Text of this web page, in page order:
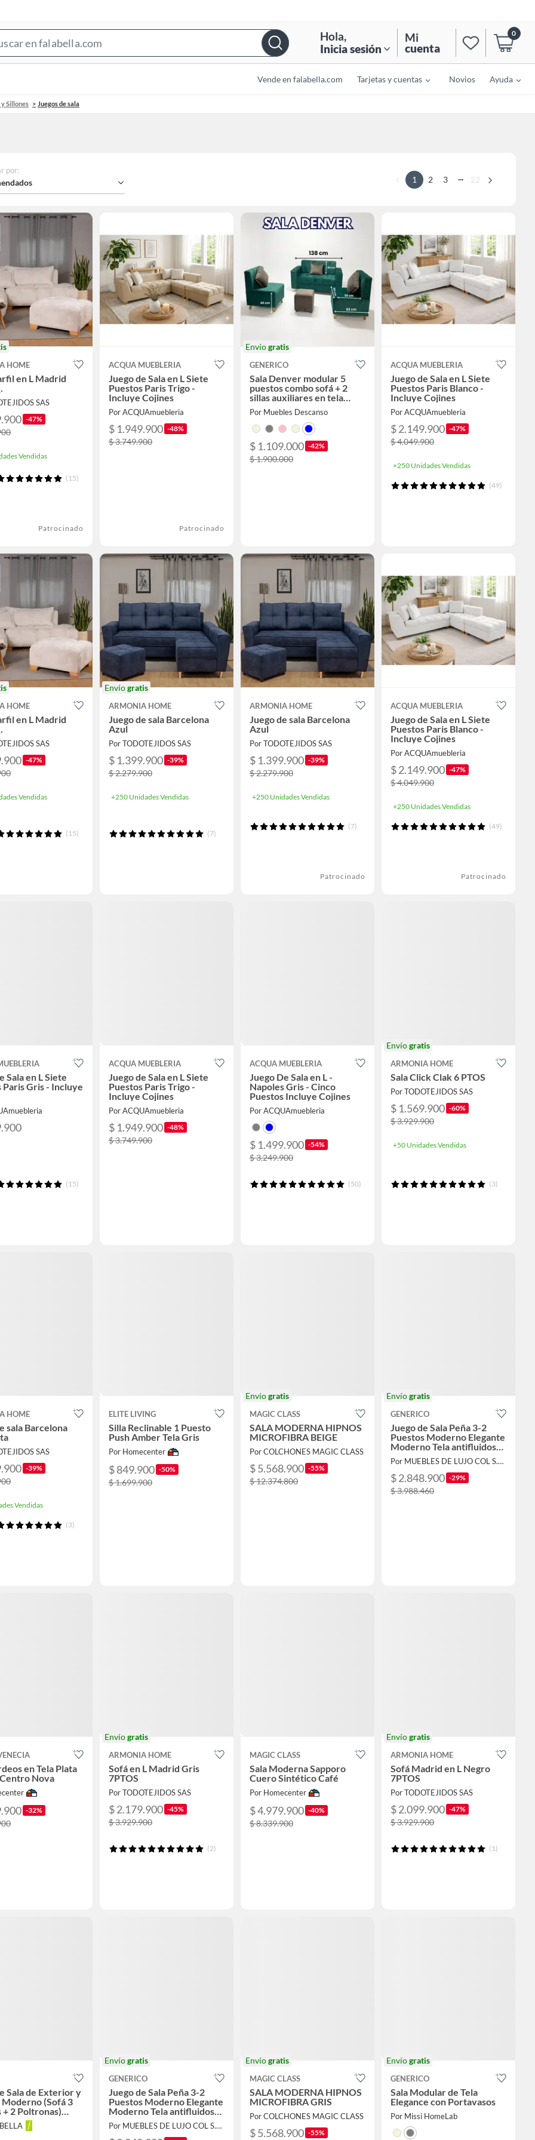
Bar
Hola,
Inicia sesión
Mi
cuenta
0
Vende en falabella.com Tarjetas y cuentas Novios Ayuda
y Sillones Juegos de sala
por:
1 2 3 ... 22
HOME
en L Madrid
SAS
-47%
Vendidas
(15)
Patrocinado
ACQUA MUEBLERIA
Juego de Sala en L Siete
Puestos Paris Trigo -
Incluye Cojines
Por ACQUAmuebleria
$ 1.949.900 -48%
$ 3.749.900
Patrocinado
Envíogratis
GENERICO
Sala Denver modular 5
puestos combo sofá + 2
sillas auxiliares en tela
antifluidos y pet friendly
Por Muebles Descanso
$ 1.109.000 -42%
$ 1.900.000
ACQUA MUEBLERIA
Juego de Sala en L Siete
Puestos Paris Blanco -
Incluye Cojines
Por ACQUAmuebleria
$ 2.149.900 -47%
$ 4.049.900
+250 Unidades Vendidas
(49)
HOME
en L Madrid
SAS
-47%
Vendidas
(15)
Envíogratis
ARMONIA HOME
Juego de sala Barcelona
Azul
Por TODOTEJIDOS SAS
$ 1.399.900 -39%
$ 2.279.900
+250 Unidades Vendidas
(7)
ARMONIA HOME
Juego de sala Barcelona
Azul
Por TODOTEJIDOS SAS
$ 1.399.900 -39%
$ 2.279.900
+250 Unidades Vendidas
(7)
Patrocinado
ACQUA MUEBLERIA
Juego de Sala en L Siete
Puestos Paris Blanco -
Incluye Cojines
Por ACQUAmuebleria
$ 2.149.900 -47%
$ 4.049.900
+250 Unidades Vendidas
(49)
Patrocinado
Sala en L Siete
Paris Gris - Incluye
(15)
ACQUA MUEBLERIA
Juego de Sala en L Siete
Puestos Paris Trigo -
Incluye Cojines
Por ACQUAmuebleria
$ 1.949.900 -48%
$ 3.749.900
ACQUA MUEBLERIA
Juego De Sala en L -
Napoles Gris - Cinco
Puestos Incluye Cojines
Por ACQUAmuebleria
$ 1.499.900 -54%
$ 3.249.900
(50)
Envíogratis
ARMONIA HOME
Sala Click Clak 6 PTOS
Por TODOTEJIDOS SAS
$ 1.569.900 -60%
$ 3.929.900
+50 Unidades Vendidas
(3)
HOME
sala Barcelona
SAS
-39%
Vendidas
(3)
ELITE LIVING
Silla Reclinable 1 Puesto
Push Amber Tela Gris
Por Homecenter
$ 849.900 -50%
$ 1.699.900
Envíogratis
MAGIC CLASS
SALA MODERNA HIPNOS
MICROFIBRA BEIGE
Por COLCHONES MAGIC CLASS
$ 5.568.900 -55%
$ 12.374.800
Envíogratis
GENERICO
Juego de Sala Peña 3-2
Puestos Moderno Elegante
Moderno Tela antifluidos
Gris
Por MUEBLES DE LUJO COL S.A.S
$ 2.848.900 -29%
$ 3.988.460
en Tela Plata
Nova
-32%
Envíogratis
ARMONIA HOME
Sofá en L Madrid Gris
7PTOS
Por TODOTEJIDOS SAS
$ 2.179.900 -45%
$ 3.929.900
(2)
MAGIC CLASS
Sala Moderna Sapporo
Cuero Sintético Café
Por Homecenter
$ 4.979.900 -40%
$ 8.339.900
Envíogratis
ARMONIA HOME
Sofá Madrid en L Negro
7PTOS
Por TODOTEJIDOS SAS
$ 2.099.900 -47%
$ 3.929.900
(1)
Sala de Exterior y
(Sofá 3
+ 2 Poltronas)
Envíogratis
GENERICO
Juego de Sala Peña 3-2
Puestos Moderno Elegante
Moderno Tela antifluidos
Beige Beige
Por MUEBLES DE LUJO COL S.A.S
Envíogratis
MAGIC CLASS
SALA MODERNA HIPNOS
MICROFIBRA GRIS
Por COLCHONES MAGIC CLASS
$ 5.568.900 -55%
Envíogratis
GENERICO
Sala Modular de Tela
Elegance con Portavasos
Por Missi HomeLab